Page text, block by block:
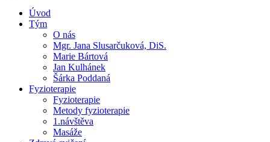
Úvod
Tým
O nás
Mgr. Jana Slusarčuková, DiS.
Marie Bártová
Jan Kulhánek
Šárka Poddaná
Fyzioterapie
Fyzioterapie
Metody fyzioterapie
1.návštěva
Masáže